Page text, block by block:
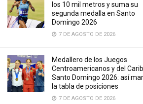
los 10 mil metros y suma su
segunda medalla en Santo
Domingo 2026
7 DE AGOSTO DE 2026
Medallero de los Juegos
Centroamericanos y del
Santo Domingo 2026: así
la tabla de posiciones
7 DE AGOSTO DE 2026